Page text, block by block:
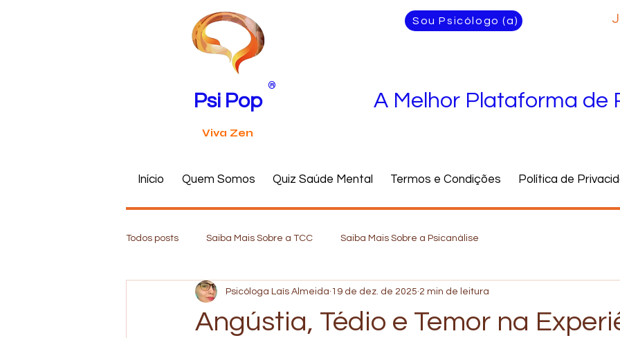
Psi Pop
®
Viva Zen
Sou Psicólogo (a)
A Melhor Plataforma de
Início Quem Somos Quiz Saúde Mental Termos e Condições Política de
Todos posts Saiba Mais Sobre a TCC Saiba Mais Sobre a Psicanálise
Angústia, Tédio e Temor na
Psicóloga Laís Almeida 19 de dez. de 2025 2 min de leitura